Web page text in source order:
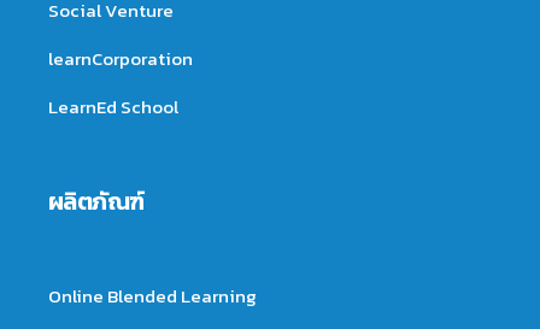
Social Venture
learnCorporation
LearnEd School
ผลิตภัณฑ์
Online Blended Learning